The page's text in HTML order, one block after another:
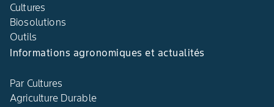
Cultures
Biosolutions
Outils
Informations agronomiques et actualités
Par Cultures
Agriculture Durable